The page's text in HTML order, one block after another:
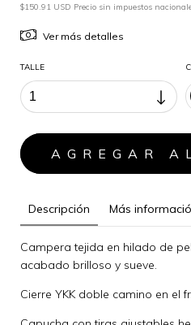
$150.91 USD Precio sin impuestos
Ver más detalles
TALLE
Descripción Más
Campera tejida en hilado de
acabado brilloso y sueve.
Cierre YKK doble camino en el